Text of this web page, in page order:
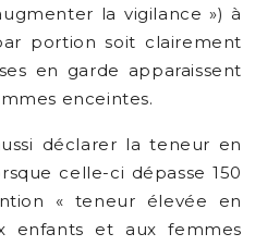
la vigilance ») à
portion soit clairement
en garde apparaissent
enceintes.
déclarer la teneur en
celle-ci dépasse 150
« teneur élevée en
enfants et aux femmes